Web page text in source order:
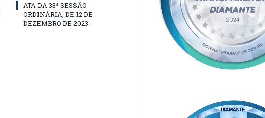
ATA DA 33ª SESSÃO
ORDINÁRIA, DE 12 DE
DEZEMBRO DE 2023